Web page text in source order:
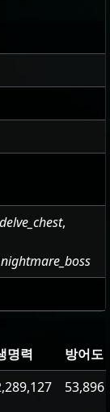
delve_chest,
명력
방어도
53,896